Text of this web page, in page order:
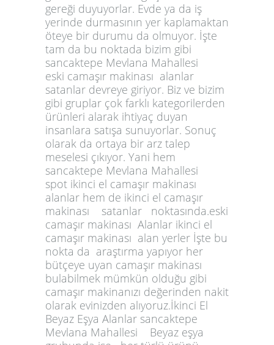
gereği duyuyorlar. Evde ya da iş
yerinde durmasının yer kaplamaktan
öteye bir durumu da olmuyor. İşte
tam da bu noktada bizim gibi
sancaktepe Mevlana Mahallesi
eski camaşır makinası alanlar
satanlar devreye giriyor. Biz ve bizim
gibi gruplar çok farklı kategorilerden
ürünleri alarak ihtiyaç duyan
insanlara satışa sunuyorlar. Sonuç
olarak da ortaya bir arz talep
meselesi çıkıyor. Yani hem
sancaktepe Mevlana Mahallesi
spot ikinci el camaşır makinası
alanlar hem de ikinci el camaşır
makinası satanlar noktasında.eski
camaşır makinası Alanlar ikinci el
camaşır makinası alan yerler İşte bu
nokta da araştırma yapıyor her
bütçeye uyan camaşır makinası
bulabilmek mümkün olduğu gibi
camaşır makinanızı değerinden nakit
olarak evinizden alıyoruz.İkinci El
Beyaz Eşya Alanlar sancaktepe
Mevlana Mahallesi Beyaz eşya